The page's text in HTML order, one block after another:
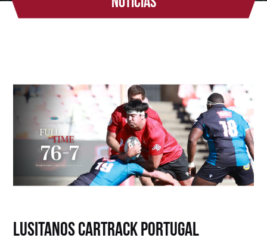
Lusitanos Cartrack Portugal